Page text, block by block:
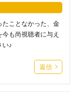
ことなかった、金
も尚視聴者に与え
い♪
返信